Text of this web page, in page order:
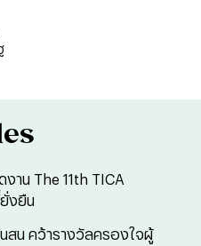
าน The 11th TICA
งยืน
สน คว้ารางวัลครองใจผู้